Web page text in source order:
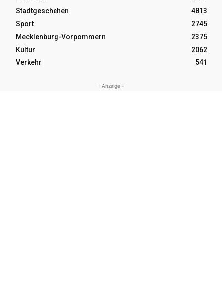
Stadtgeschehen
4813
Sport
2745
Mecklenburg-Vorpommern
2375
Kultur
2062
Verkehr
541
- Anzeige -